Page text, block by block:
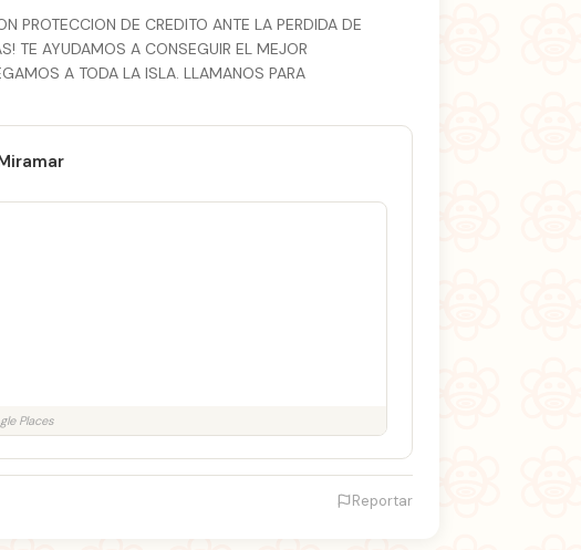
PROTECCION DE CREDITO ANTE LA PERDIDA DE
TE AYUDAMOS A CONSEGUIR EL MEJOR
A TODA LA ISLA. LLAMANOS PARA
Places
Reportar